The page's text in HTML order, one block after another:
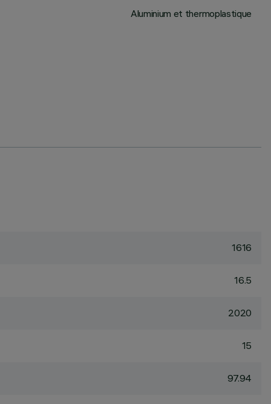
Aluminium et thermoplastique
1616
16.5
2020
15
97.94